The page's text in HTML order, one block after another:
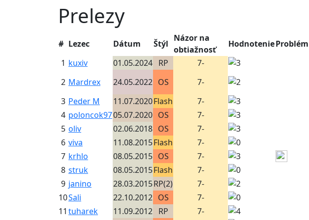
Prelezy
# Lezec Dátum Štýl
Názor na
obtiažnosť
HodnotenieProblém
1 kuxiv 01.05.2024 RP
7-
2 Mardrex 24.05.2022 OS 7-
3 Peder M 11.07.2020Flash
7-
4 poloncok9705.07.2020 OS
7-
5 oliv 02.06.2018 OS
7-
6 viva 11.08.2015Flash
7-
7 krhlo 08.05.2015 OS 7-
8 struk 08.05.2015Flash
7-
9 janino 28.03.2015RP(2)
7-
10Sali 22.10.2012 OS
7-
11 tuharek 11.09.2012 RP
7-